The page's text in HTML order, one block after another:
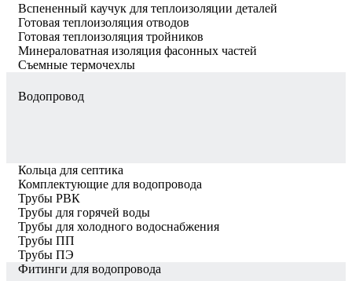
Вспененный каучук для теплоизоляции деталей
Готовая теплоизоляция отводов
Готовая теплоизоляция тройников
Минераловатная изоляция фасонных частей
Съемные термочехлы
Водопровод
Кольца для септика
Комплектующие для водопровода
Трубы РВК
Трубы для горячей воды
Трубы для холодного водоснабжения
Трубы ПП
Трубы ПЭ
Фитинги для водопровода